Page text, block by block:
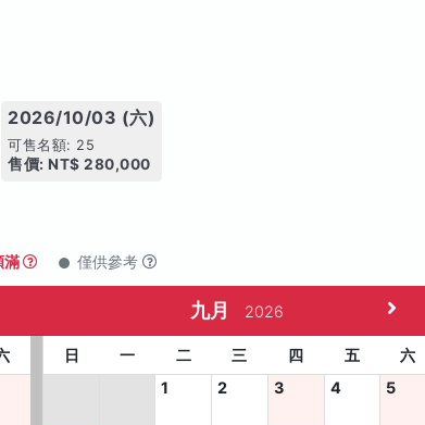
2026/10/03 (六)
可售名額: 25
售價: NT$ 280,000
滿 僅供參考
九月 2026
日 一 二 三 四 五
六
1
2 3 4 5